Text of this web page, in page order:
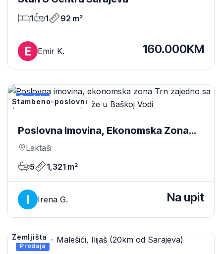
1 1 92 m²
Emir K. 160.000KM
Prodaja
Stambeno-poslovni
Poslovna Imovina, Ekonomska Zona
Trn Zajedno Sa Apartmanima Blizu
Laktaši
5
1,321 m²
Irena G. Na upit
Prodaja
Zemljišta